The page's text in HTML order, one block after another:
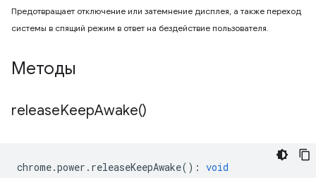
Предотвращает отключение или затемнение дисплея, а также переход
системы в спящий режим в ответ на бездействие пользователя.
Методы
releaseKeepAwake()
chrome.power . releaseKeepAwake() : void